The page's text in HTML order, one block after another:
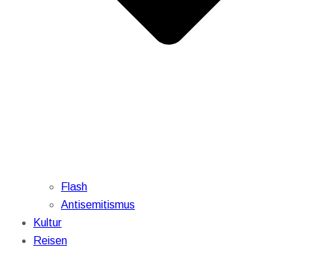
Flash
Antisemitismus
Kultur
Reisen